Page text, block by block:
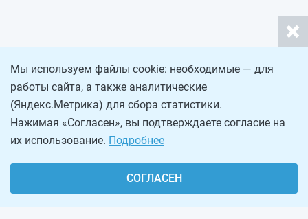
Мы используем файлы cookie: необходимые — для
работы сайта, а также аналитические
(Яндекс.Метрика) для сбора статистики.
Нажимая «Согласен», вы подтверждаете согласие на
их использование. Подробнее
СОГЛАСЕН